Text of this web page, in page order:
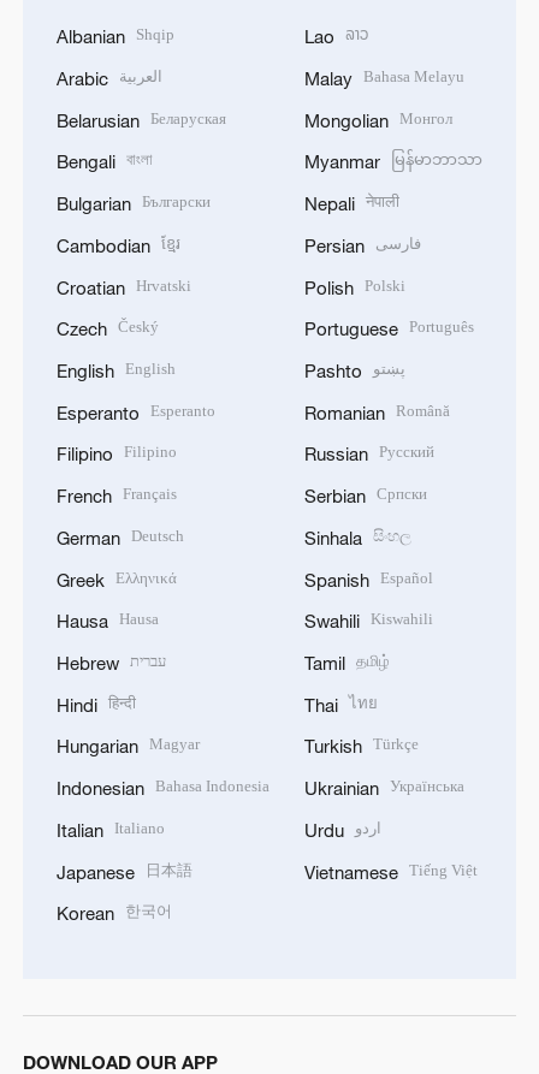
Albanian Shqip
Arabic العربية
Belarusian Беларуская
Bengali বাংলা
Bulgarian Български
Cambodian ខ្មែរ
Croatian Hrvatski
Czech Český
English English
Esperanto Esperanto
Filipino Filipino
French Français
German Deutsch
Greek Ελληνικά
Hausa Hausa
Hebrew עברית
Hindi हिन्दी
Hungarian Magyar
Indonesian Bahasa Indonesia
Italian Italiano
Japanese 日本語
Korean 한국어
Lao ລາວ
Malay Bahasa Melayu
Mongolian Монгол
Myanmar မြန်မာဘာသာ
Nepali नेपाली
Persian فارسی
Polish Polski
Portuguese Português
Pashto پښتو
Romanian Română
Russian Русский
Serbian Српски
Sinhala සිංහල
Spanish Español
Swahili Kiswahili
Tamil தமிழ்
Thai ไทย
Turkish Türkçe
Ukrainian Українська
Urdu اردو
Vietnamese Tiếng Việt
DOWNLOAD OUR APP